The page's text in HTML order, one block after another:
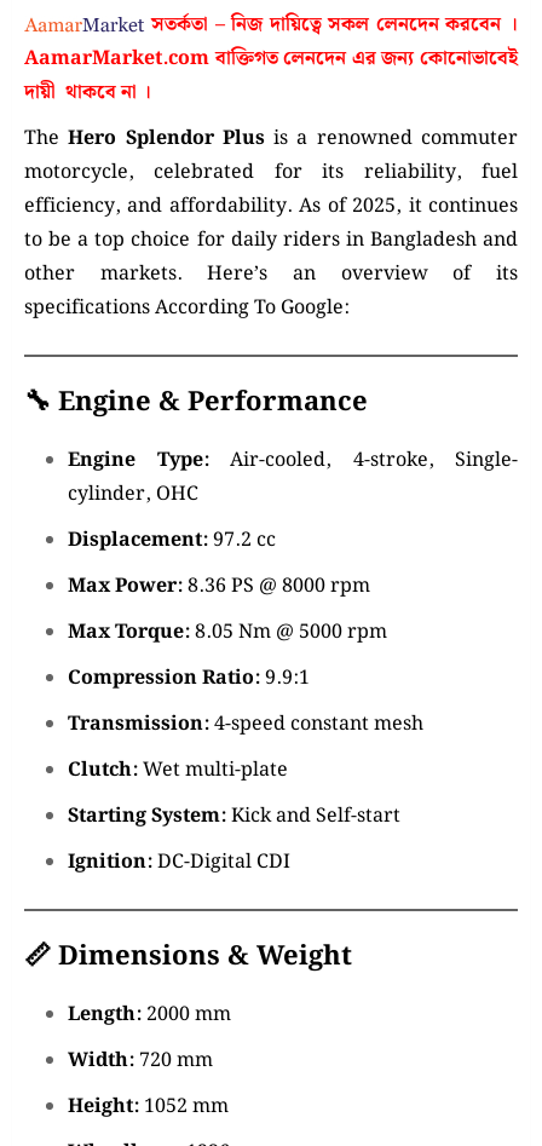
সতর্কতা – নিজ দায়িত্বে সকল লেনদেন করবেন ।
AamarMarket.comবাক্তিগত লেনদেন এর জন্য কোনোভাবেই
দায়ী থাকবে না ।
TheHero Splendor Plusis a renowned commuter
motorcycle, celebrated for its reliability, fuel
efficiency, and affordability. As of 2025, it continues
to be a top choice for daily riders in Bangladesh and
other markets. Here’s an overview of its
specifications According To Google:
🔧 Engine & Performance
Engine Type:
Air-cooled, 4-stroke, Single-
cylinder, OHC
Displacement:97.2 cc
Max Power:8.36 PS @ 8000 rpm
Max Torque:8.05 Nm @ 5000 rpm
Compression Ratio:9.9:1
Transmission:4-speed constant mesh
Clutch:Wet multi-plate
Starting System:Kick and Self-start
Ignition:DC-Digital CDI
📏 Dimensions & Weight
Length: 2000 mm
Width: 720 mm
Height: 1052 mm